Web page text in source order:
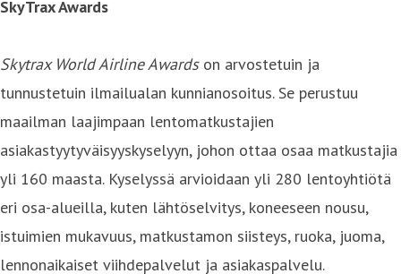
SkyTrax Awards
Skytrax World Airline Awardson arvostetuin ja
tunnustetuin ilmailualan kunnianosoitus. Se perustuu
maailman laajimpaan lentomatkustajien
asiakastyytyväisyyskyselyyn, johon ottaa osaa matkustajia
yli 160 maasta. Kyselyssä arvioidaan yli 280 lentoyhtiötä
eri osa-alueilla, kuten lähtöselvitys, koneeseen nousu,
istuimien mukavuus, matkustamon siisteys, ruoka, juoma,
lennonaikaiset viihdepalvelut ja asiakaspalvelu.